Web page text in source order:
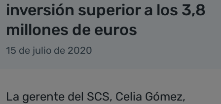
inversión superior a los 3,8
millones de euros
15 de julio de 2020
La gerente del SCS, Celia Gómez,